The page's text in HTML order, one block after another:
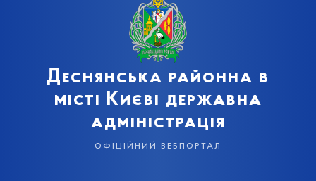
Деснянська районна в
місті Києві державна
адміністрація
офіційний вебпортал